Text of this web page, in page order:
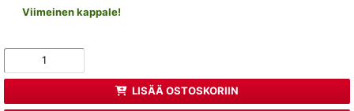
Viimeinen kappale!
LISÄÄ OSTOSKORIIN